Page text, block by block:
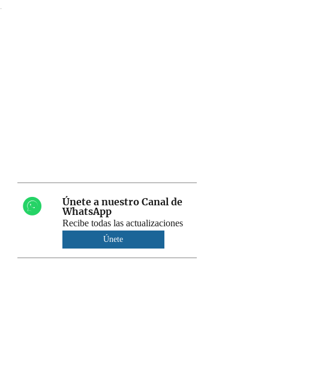
Únete a nuestro Canal de
WhatsApp
Recibe todas las actualizaciones
Únete